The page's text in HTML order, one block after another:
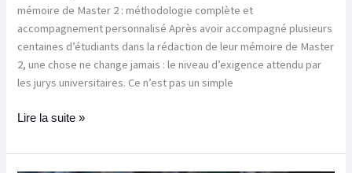
mémoire de Master 2 : méthodologie complète et
accompagnement personnalisé Après avoir accompagné plusieurs
centaines d’étudiants dans la rédaction de leur mémoire de Master
2, une chose ne change jamais : le niveau d’exigence attendu par
les jurys universitaires. Ce n’est pas un simple
Lire la suite »